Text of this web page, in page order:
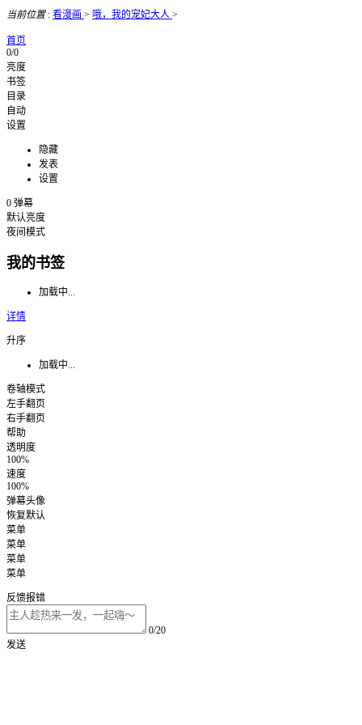
当前位置: 看漫画 > 哦，我的宠妃大人 >
首页
0/0
亮度
书签
目录
自动
设置
隐藏
发表
设置
0 弹幕
默认亮度
夜间模式
我的书签
加载中...
详情
升序
加载中...
卷轴模式
左手翻页
右手翻页
帮助
透明度
100%
速度
100%
弹幕头像
恢复默认
菜单
菜单
菜单
菜单
反馈报错
0/20
发送